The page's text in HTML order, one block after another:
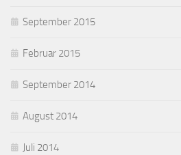
September 2015
Februar 2015
September 2014
August 2014
Juli 2014